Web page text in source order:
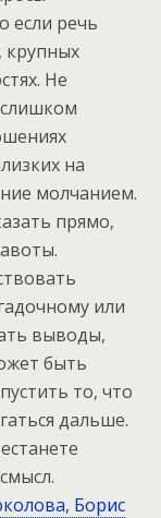
если речь
крупных
Не
на
молчанием.
прямо,
или
выводы,
быть
то, что
дальше.
Борис